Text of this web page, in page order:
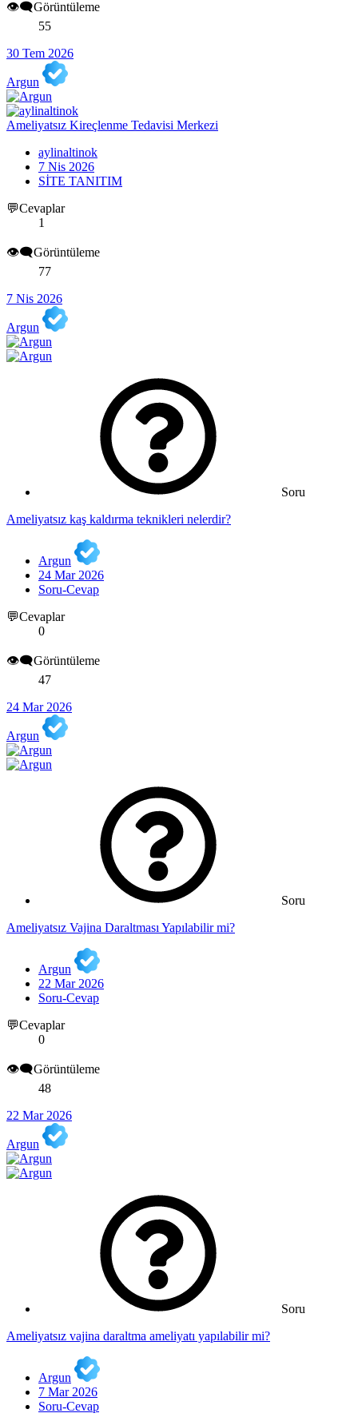
👁️‍🗨️Görüntüleme
55
30 Tem 2026
Argun
Ameliyatsız Kireçlenme Tedavisi Merkezi
aylinaltinok
7 Nis 2026
SİTE TANITIM
💬Cevaplar
1
👁️‍🗨️Görüntüleme
77
7 Nis 2026
Argun
Soru
Ameliyatsız kaş kaldırma teknikleri nelerdir?
Argun
24 Mar 2026
Soru-Cevap
💬Cevaplar
0
👁️‍🗨️Görüntüleme
47
24 Mar 2026
Argun
Soru
Ameliyatsız Vajina Daraltması Yapılabilir mi?
Argun
22 Mar 2026
Soru-Cevap
💬Cevaplar
0
👁️‍🗨️Görüntüleme
48
22 Mar 2026
Argun
Soru
Ameliyatsız vajina daraltma ameliyatı yapılabilir mi?
Argun
7 Mar 2026
Soru-Cevap